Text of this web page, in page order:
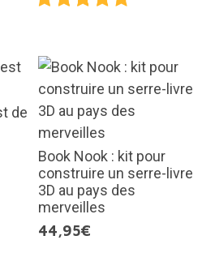
de
Book Nook : kit pour
construire un serre-livre
3D au pays des
merveilles
44,95€